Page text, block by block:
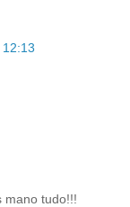
mano tudo!!!